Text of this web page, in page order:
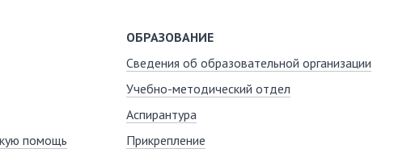
помощь
ОБРАЗОВАНИЕ
Сведения об образовательной организации
Учебно-методический отдел
Аспирантура
Прикрепление